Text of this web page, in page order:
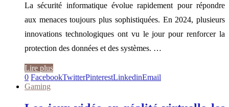
La sécurité informatique évolue rapidement pour répondre
aux menaces toujours plus sophistiquées. En 2024, plusieurs
innovations technologiques ont vu le jour pour renforcer la
protection des données et des systèmes. …
Lire plus
0 FacebookTwitterPinterestLinkedinEmail
Gaming